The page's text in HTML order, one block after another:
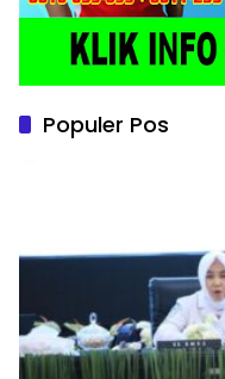
Populer Pos